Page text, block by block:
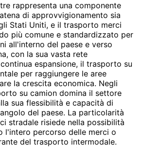
rappresenta una componente
di approvvigionamento sia
Stati Uniti, e il trasporto merci
più comune e standardizzato per
all'interno del paese e verso
con la sua vasta rete
espansione, il trasporto su
per raggiungere le aree
la crescita economica. Negli
su camion domina il settore
sua flessibilità e capacità di
del paese. La particolarità
stradale risiede nella possibilità
l'intero percorso delle merci o
del trasporto intermodale.